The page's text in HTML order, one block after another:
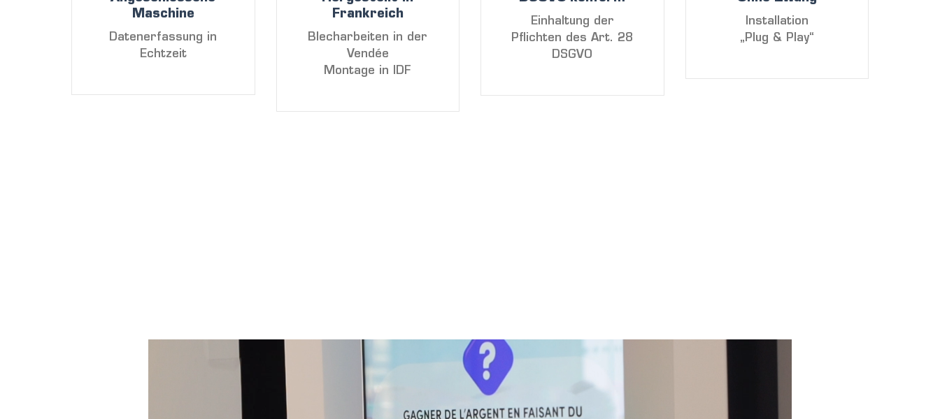
Maschine
Datenerfassung in
Echtzeit
Frankreich
Blecharbeiten in der
Vendée
Montage in IDF
Einhaltung der
Pflichten des Art. 28
DSGVO
Installation
„Plug & Play“